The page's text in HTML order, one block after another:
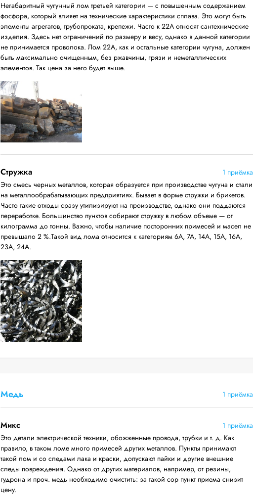
Негабаритный чугунный лом третьей категории — с повышенным содержанием
фосфора, который влияет на технические характеристики сплава. Это могут быть
элементы агрегатов, трубопроката, крепежи. Часто к 22А относят сантехнические
изделия. Здесь нет ограничений по размеру и весу, однако в данной категории
не принимается проволока. Лом 22А, как и остальные категории чугуна, должен
быть максимально очищенным, без ржавчины, грязи и неметаллических
элементов. Так цена за него будет выше.
Стружка
1 приёмка
Это смесь черных металлов, которая образуется при производстве чугуна и стали
на металлообрабатывающих предприятиях. Бывает в форме стружки и брикетов.
Часто такие отходы сразу утилизируют на производстве, однако они поддаются
переработке. Большинство пунктов собирают стружку в любом объеме — от
килограмма до тонны. Важно, чтобы наличие посторонних примесей и масел не
превышало 2 %.Такой вид лома относится к категориям 6А, 7А, 14А, 15А, 16А,
23А, 24А.
Медь 1 приёмка
Микс
1 приёмка
Это детали электрической техники, обожженные провода, трубки и т. д. Как
правило, в таком ломе много примесей других металлов. Пункты принимают
такой лом и со следами лака и краски, допускают пайки и другие внешние
следы повреждения. Однако от других материалов, например, от резины,
гудрона и проч. медь необходимо очистить: за такой сор пункт приема снизит
цену.